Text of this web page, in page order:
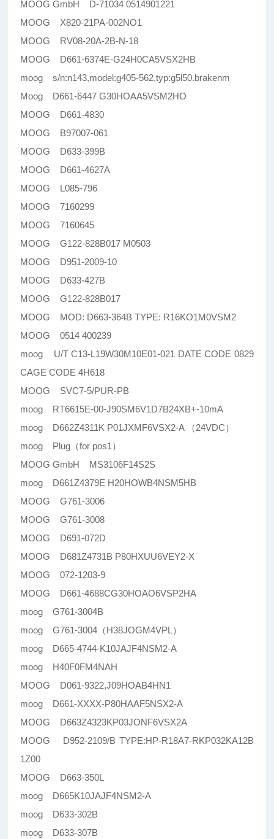
MOOG GmbH D-71034 0514901221
MOOG X820-21PA-002NO1
MOOG RV08-20A-2B-N-18
MOOG D661-6374E-G24H0CA5VSX2HB
moog s/n:n143,model:g405-562,typ:g5l50.brakenm
Moog D661-6447 G30HOAA5VSM2HO
MOOG D661-4830
MOOG B97007-061
MOOG D633-399B
MOOG D661-4627A
MOOG L085-796
MOOG 7160299
MOOG 7160645
MOOG G122-828B017 M0503
MOOG D951-2009-10
MOOG D633-427B
MOOG G122-828B017
MOOG MOD: D663-364B TYPE: R16KO1M0VSM2
MOOG 0514 400239
moog U/T C13-L19W30M10E01-021 DATE CODE 0829
CAGE CODE 4H618
MOOG SVC7-5/PUR-PB
moog RT6615E-00-J90SM6V1D7B24XB+-10mA
moog D662Z4311K P01JXMF6VSX2-A （24VDC）
moog Plug（for pos1）
MOOG GmbH MS3106F14S2S
moog D661Z4379E H20HOWB4NSM5HB
MOOG G761-3006
MOOG G761-3008
MOOG D691-072D
MOOG D681Z4731B P80HXUU6VEY2-X
MOOG 072-1203-9
MOOG D661-4688CG30HOAO6VSP2HA
moog G761-3004B
moog G761-3004（H38JOGM4VPL）
moog D665-4744-K10JAJF4NSM2-A
moog H40F0FM4NAH
MOOG D061-9322,J09HOAB4HN1
moog D661-XXXX-P80HAAF5NSX2-A
MOOG D663Z4323KP03JONF6VSX2A
MOOG D952-2109/B TYPE:HP-R18A7-RKP032KA12B
1Z00
MOOG D663-350L
moog D665K10JAJF4NSM2-A
moog D633-302B
moog D633-307B